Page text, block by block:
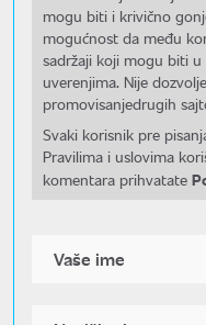
mogu biti i krivično
mogućnost da među
sadržaji koji mogu biti u
uverenjima. Nije
promovisanjedrugih
Svaki korisnik pre
Pravilima i uslovima
komentara prihvatate